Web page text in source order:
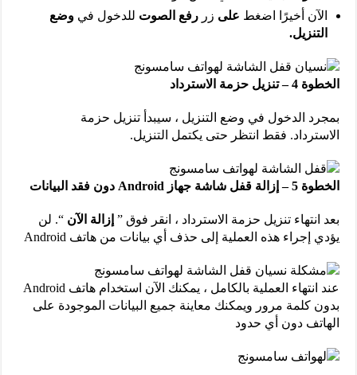
الآن أخيرًا اضغط علىزر رفع الصوتللدخول في وضع
التنزيل.
الخطوة 4 – تنزيل حزمة الاسترداد
بمجرد الدخول في وضع التنزيل ، سيبدأ تنزيل حزمة
الاسترداد. فقط انتظر حتى يكتمل التنزيل.
الخطوة 5 – إزالة قفل شاشة جهاز Android دون فقد البيانات
بعد انتهاء تنزيل حزمة الاسترداد ، انقر فوق ” إزالة الآن“. لن
يؤدي إجراء هذه العملية إلى حذف أي بيانات من هاتف Android
عند انتهاء العملية بالكامل ، يمكنك الآن استخدام هاتف Android
بدون كلمة مرور ويمكنك معاينة جميع البيانات الموجودة على
الهاتف دون أي حدود